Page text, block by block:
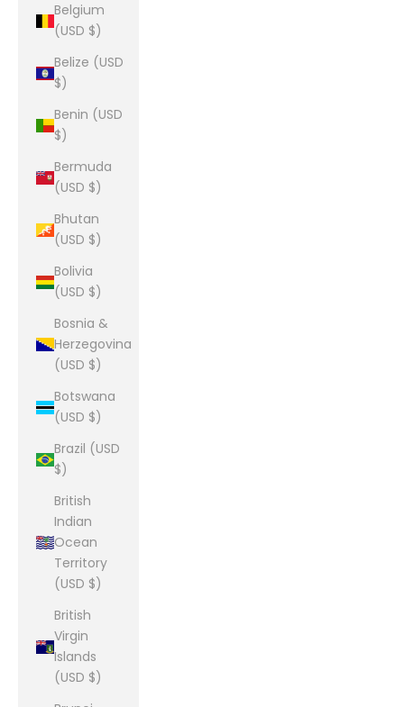
Belgium
(USD $)
Belize (USD
$)
Benin (USD
$)
Bermuda
(USD $)
Bhutan
(USD $)
Bolivia
(USD $)
Bosnia &
Herzegovina
(USD $)
Botswana
(USD $)
Brazil (USD
$)
British
Indian
Ocean
Territory
(USD $)
British
Virgin
Islands
(USD $)